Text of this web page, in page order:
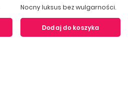
Nocny luksus bez wulgarności.
Dodaj do koszyka